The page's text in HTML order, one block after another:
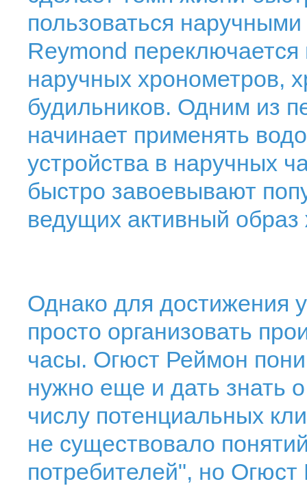
пользоваться
Reymond
наручных хронометров,
будильников. Одним из
начинает применять
устройства в наручных
быстро завоевывают
ведущих активный образ
Однако для достижения
просто организовать
часы. Огюст Реймон
нужно еще и дать знать
числу потенциальных
не существовало
потребителей", но